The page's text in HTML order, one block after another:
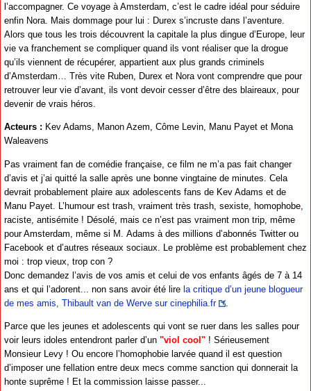
l’accompagner. Ce voyage à Amsterdam, c’est le cadre idéal pour séduire
enfin Nora. Mais dommage pour lui : Durex s’incruste dans l’aventure.
Alors que tous les trois découvrent la capitale la plus dingue d’Europe, leur
vie va franchement se compliquer quand ils vont réaliser que la drogue
qu’ils viennent de récupérer, appartient aux plus grands criminels
d’Amsterdam… Très vite Ruben, Durex et Nora vont comprendre que pour
retrouver leur vie d’avant, ils vont devoir cesser d’être des blaireaux, pour
devenir de vrais héros.
Acteurs : Kev Adams, Manon Azem, Côme Levin, Manu Payet et Mona
Waleavens
Pas vraiment fan de comédie française, ce film ne m’a pas fait changer
d’avis et j’ai quitté la salle après une bonne vingtaine de minutes. Cela
devrait probablement plaire aux adolescents fans de Kev Adams et de
Manu Payet. L’humour est trash, vraiment très trash, sexiste, homophobe,
raciste, antisémite ! Désolé, mais ce n’est pas vraiment mon trip, même
pour Amsterdam, même si M. Adams à des millions d’abonnés Twitter ou
Facebook et d’autres réseaux sociaux. Le problème est probablement chez
moi : trop vieux, trop con ?
Donc demandez l’avis de vos amis et celui de vos enfants âgés de 7 à 14
ans et qui l’adorent... non sans avoir été lire la critique d’un jeune blogueur
de mes amis, Thibault van de Werve sur cinephilia.fr
Parce que les jeunes et adolescents qui vont se ruer dans les salles pour
voir leurs idoles entendront parler d’un "viol cool" ! Sérieusement
Monsieur Levy ! Ou encore l’homophobie larvée quand il est question
d’imposer une fellation entre deux mecs comme sanction qui donnerait la
honte suprême ! Et la commission laisse passer...